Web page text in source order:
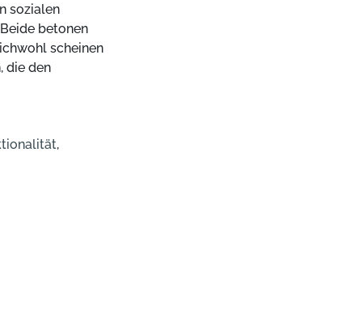
sozialen
betonen
scheinen
die den
,